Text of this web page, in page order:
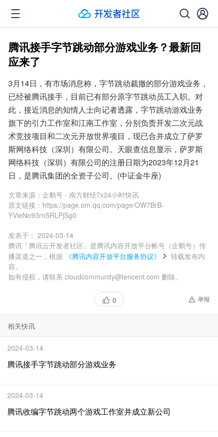
腾讯接手字节跳动部分游戏业务？最新回
应来了
3月14日，有市场消息称，字节跳动裁撤的部分游戏业务，
已经被腾讯接手，目前已有部分原字节跳动员工入职。对
此，接近消息的知情人士向记者透露，字节跳动游戏业务
旗下的引力工作室和江南工作室，分别负责开发二次元战
术竞技项目和二次元开放世界项目，现已合并成立了萨罗
斯网络科技（深圳）有限公司。天眼查信息显示，萨罗斯
网络科技（深圳）有限公司的注册日期为2023年12月21
日，是腾讯集团的全资子公司。(中证金牛座)
文章来源： 企鹅号 - 南方财经7x24小时快讯
原文链接： https://page.om.qq.com/page/OW7BrB-
YVieNo93rnSRLPjSg0
发表于： 2024-03-14
腾讯「腾讯云开发者社区」是腾讯内容开放平台帐号（企鹅号）传
播渠道之一，根据
《腾讯内容开放平台服务协议》
转载发布内
容。
如有侵权，请联系 cloudcommunity@tencent.com 删除。
0 举报
相关快讯
2024-03-14
腾讯接手字节跳动部分游戏业务
2024-03-14
腾讯收编字节跳动两个游戏工作室并成立新公司